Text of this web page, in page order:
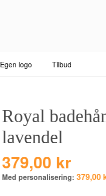
Egen logo Tilbud
Royal
lavendel
379,00 kr
Med personalisering: 379,00